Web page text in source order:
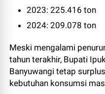
2023: 225.416 ton
2024: 209.078 ton
Meski mengalami
tahun terakhir, Bupati
Banyuwangi tetap
kebutuhan konsumsi